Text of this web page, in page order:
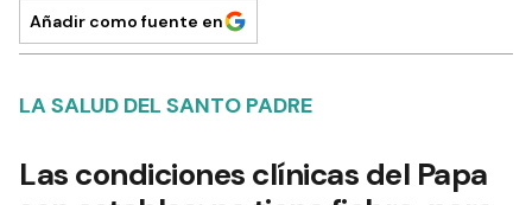
Añadir como fuente en
LA SALUD DEL SANTO PADRE
Las condiciones clínicas del Papa